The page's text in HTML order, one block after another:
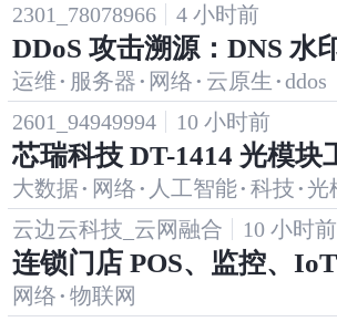
2301_78078966 4 小时前
DDoS 攻击溯源：DNS 水
块链存证的双保险
运维· 服务器· 网络· 云原生 ·ddos
2601_94949994
10 小时前
芯瑞科技 DT-1414 光模块
完美兼容博通（安华高）
TZ，VCSEL 替代方案
大数据· 网络· 人工智能· 科技·光
云边云科技_云网融合
10 小时前
连锁门店 POS、监控、
稳定怎么解决？
网络· 物联网